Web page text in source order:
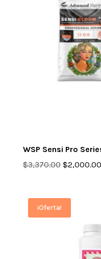
WSP Sensi Pro
$3,370.00 Original
$2,000.00
¡Oferta!